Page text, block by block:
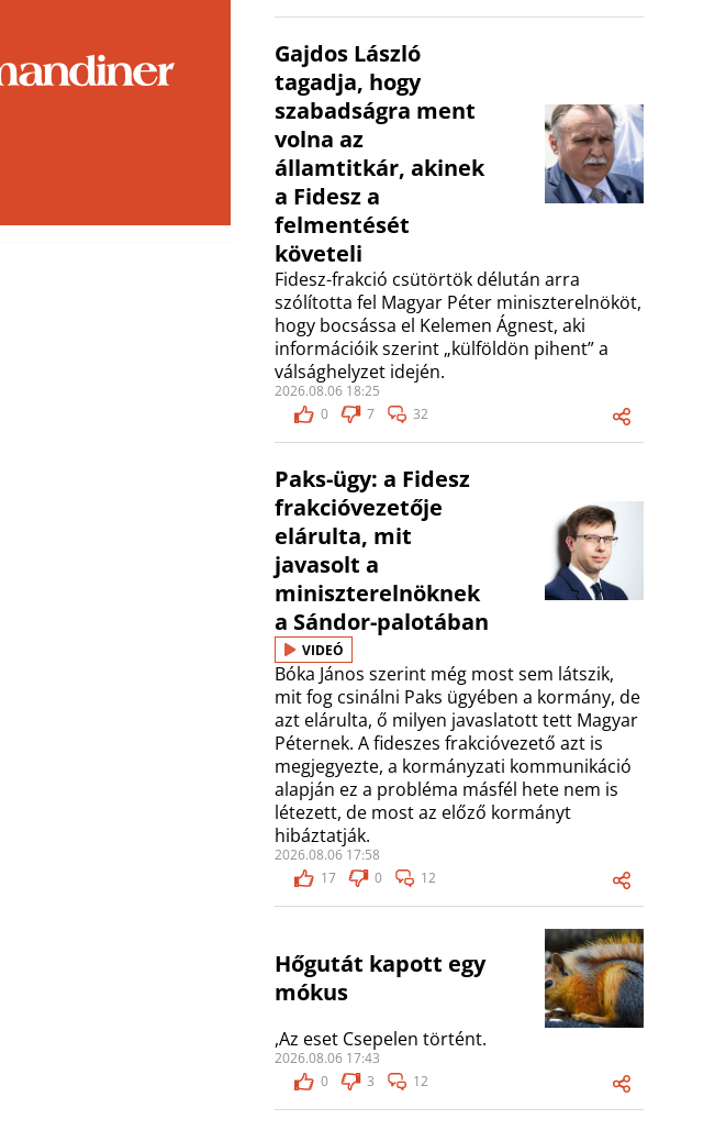
Gajdos László
tagadja, hogy
szabadságra ment
volna az
államtitkár, akinek
a Fidesz a
felmentését
követeli
Fidesz-frakció csütörtök délután arra
szólította fel Magyar Péter miniszterelnököt,
hogy bocsássa el Kelemen Ágnest, aki
információik szerint „külföldön pihent” a
válsághelyzet idején.
2026.08.06 18:25
0
7 32
Paks-ügy: a Fidesz
frakcióvezetője
elárulta, mit
javasolt a
miniszterelnöknek
a Sándor-palotában
VIDEÓ
Bóka János szerint még most sem látszik,
mit fog csinálni Paks ügyében a kormány, de
azt elárulta, ő milyen javaslatott tett Magyar
Péternek. A fideszes frakcióvezető azt is
megjegyezte, a kormányzati kommunikáció
alapján ez a probléma másfél hete nem is
létezett, de most az előző kormányt
hibáztatják.
2026.08.06 17:58
17
0 12
Hőgutát kapott egy
mókus
,Az eset Csepelen történt.
2026.08.06 17:43
0
3 12